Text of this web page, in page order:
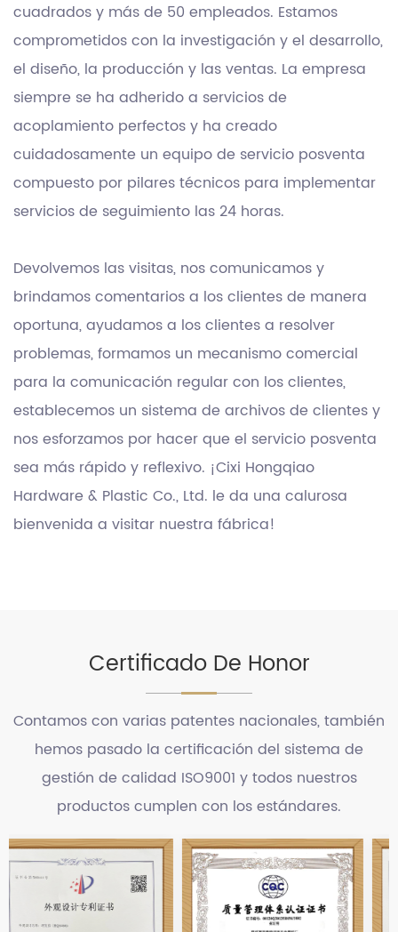
cuadrados y más de 50 empleados. Estamos
comprometidos con la investigación y el desarrollo,
el diseño, la producción y las ventas. La empresa
siempre se ha adherido a servicios de
acoplamiento perfectos y ha creado
cuidadosamente un equipo de servicio posventa
compuesto por pilares técnicos para implementar
servicios de seguimiento las 24 horas.
Devolvemos las visitas, nos comunicamos y
brindamos comentarios a los clientes de manera
oportuna, ayudamos a los clientes a resolver
problemas, formamos un mecanismo comercial
para la comunicación regular con los clientes,
establecemos un sistema de archivos de clientes y
nos esforzamos por hacer que el servicio posventa
sea más rápido y reflexivo. ¡Cixi Hongqiao
Hardware & Plastic Co., Ltd. le da una calurosa
bienvenida a visitar nuestra fábrica!
Certificado De Honor
Contamos con varias patentes nacionales, también
hemos pasado la certificación del sistema de
gestión de calidad ISO9001 y todos nuestros
productos cumplen con los estándares.